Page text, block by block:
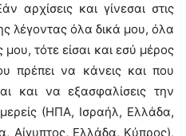
αρχίσεις και γίνεσαι στις
λέγοντας όλα δικά μου, όλα
τότε είσαι και εσύ μέρος
πρέπει να κάνεις και που
και να εξασφαλίσεις την
(ΗΠΑ, Ισραήλ, Ελλάδα,
Αίγυπτος, Ελλάδα, Κύπρος),